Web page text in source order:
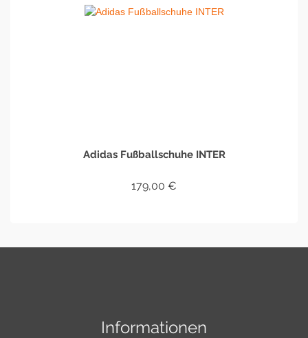
Adidas Fußballschuhe INTER
179,00 €
Informationen